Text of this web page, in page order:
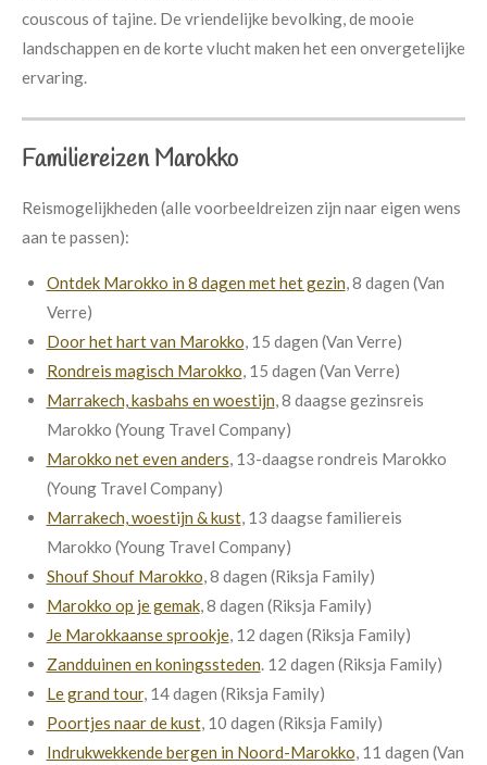
couscous of tajine. De vriendelijke bevolking, de mooie
landschappen en de korte vlucht maken het een onvergetelijke
ervaring.
Familiereizen Marokko
Reismogelijkheden (alle voorbeeldreizen zijn naar eigen wens
aan te passen):
Ontdek Marokko in 8 dagen met het gezin, 8 dagen (Van
Verre)
Door het hart van Marokko, 15 dagen (Van Verre)
Rondreis magisch Marokko, 15 dagen (Van Verre)
Marrakech, kasbahs en woestijn, 8 daagse gezinsreis
Marokko (Young Travel Company)
Marokko net even anders, 13-daagse rondreis Marokko
(Young Travel Company)
Marrakech, woestijn & kust, 13 daagse familiereis
Marokko (Young Travel Company)
Shouf Shouf Marokko, 8 dagen (Riksja Family)
Marokko op je gemak, 8 dagen (Riksja Family)
Je Marokkaanse sprookje, 12 dagen (Riksja Family)
Zandduinen en koningssteden. 12 dagen (Riksja Family)
Le grand tour, 14 dagen (Riksja Family)
Poortjes naar de kust, 10 dagen (Riksja Family)
Indrukwekkende bergen in Noord-Marokko, 11 dagen (Van